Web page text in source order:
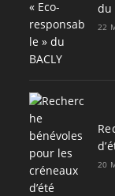
du
22
20